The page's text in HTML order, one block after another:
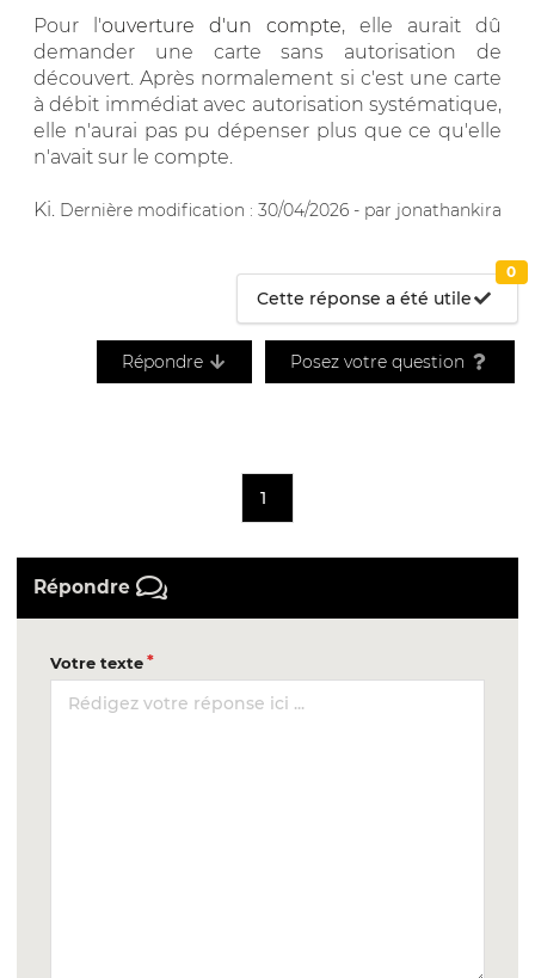
Pour l'ouverture d'un compte, elle aurait dû
demander une carte sans autorisation de
découvert. Après normalement si c'est une carte
à débit immédiat avec autorisation systématique,
elle n'aurai pas pu dépenser plus que ce qu'elle
n'avait sur le compte.
Ki. Dernière modification : 30/04/2026 - par jonathankira
Cette réponse a été utile
0
Répondre Posez votre question
1
Répondre
Votre texte